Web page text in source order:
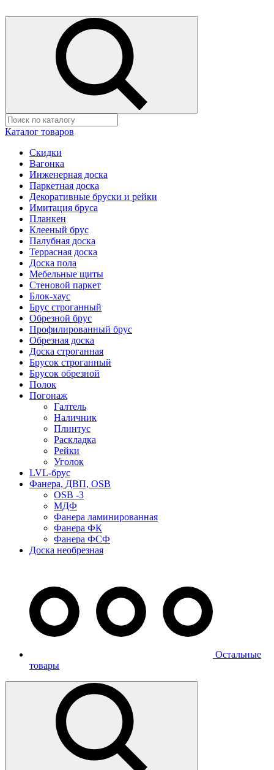
Каталог товаров
Скидки
Вагонка
Инженерная доска
Паркетная доска
Декоративные бруски и рейки
Имитация бруса
Планкен
Клееный брус
Палубная доска
Террасная доска
Доска пола
Мебельные щиты
Стеновой паркет
Блок-хаус
Брус строганный
Обрезной брус
Профилированный брус
Обрезная доска
Доска строганная
Брусок строганный
Брусок обрезной
Полок
Погонаж
Галтель
Наличник
Плинтус
Раскладка
Рейки
Уголок
LVL-брус
Фанера, ДВП, OSB
OSB -3
МДФ
Фанера ламинированная
Фанера ФК
Фанера ФСФ
Доска необрезная
Остальные
товары